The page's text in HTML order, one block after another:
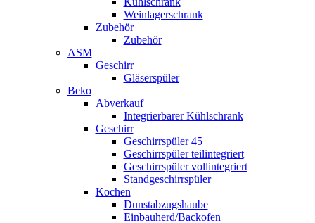
Weinlagerschrank
Zubehör
Zubehör
ASM
Geschirr
Gläserspüler
Beko
Abverkauf
Integrierbarer Kühlschrank
Geschirr
Geschirrspüler 45
Geschirrspüler teilintegriert
Geschirrspüler vollintegriert
Standgeschirrspüler
Kochen
Dunstabzugshaube
Einbauherd/Backofen